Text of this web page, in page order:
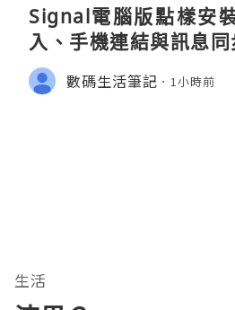
Signal電腦版點樣安
入、手機連結與訊息
數碼生活筆記 1小時前
生活